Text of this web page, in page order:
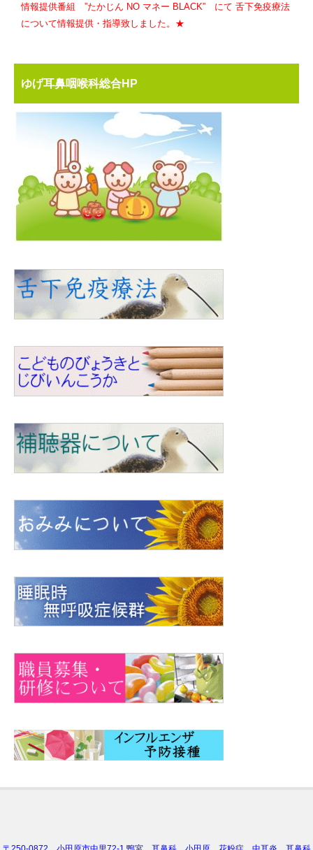
情報提供番組 ”たかじん NO マネー BLACK” にて 舌下免疫療法
について情報提供・指導致しました。★
ゆげ耳鼻咽喉科総合HP